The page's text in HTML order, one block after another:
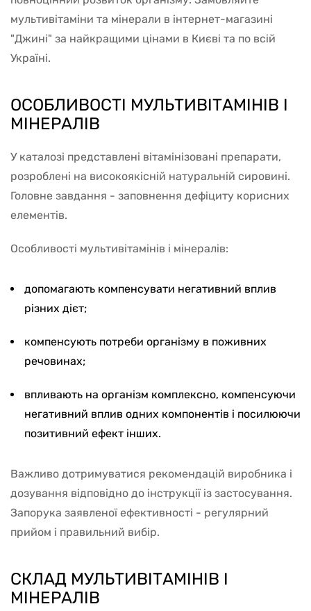
мультивітаміни та мінерали в інтернет-магазині
"Джині" за найкращими цінами в Києві та по всій
Україні.
ОСОБЛИВОСТІ МУЛЬТИВІТАМІНІВ І
МІНЕРАЛІВ
У каталозі представлені вітамінізовані препарати,
розроблені на високоякісній натуральній сировині.
Головне завдання - заповнення дефіциту корисних
елементів.
Особливості мультивітамінів і мінералів:
допомагають компенсувати негативний вплив
різних дієт;
компенсують потреби організму в поживних
речовинах;
впливають на організм комплексно, компенсуючи
негативний вплив одних компонентів і посилюючи
позитивний ефект інших.
Важливо дотримуватися рекомендацій виробника і
дозування відповідно до інструкції із застосування.
Запорука заявленої ефективності - регулярний
прийом і правильний вибір.
СКЛАД МУЛЬТИВІТАМІНІВ І
МІНЕРАЛІВ